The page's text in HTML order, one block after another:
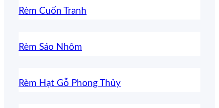
Rèm Cuốn Tranh
Rèm Sáo Nhôm
Rèm Hạt Gỗ Phong Thủy